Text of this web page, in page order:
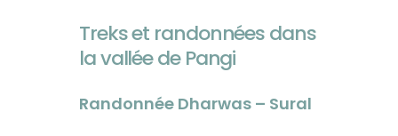
Treks et randonnées dans
la vallée de Pangi
Randonnée Dharwas – Sural